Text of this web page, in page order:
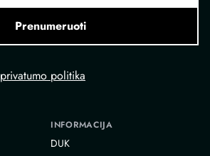
Prenumeruoti
privatumo politika
INFORMACIJA
DUK